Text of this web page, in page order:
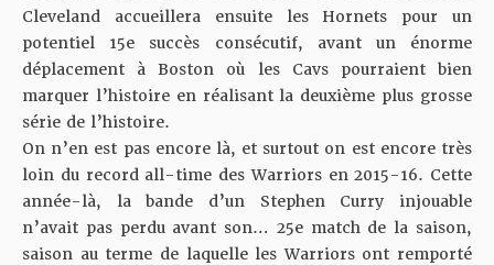
Cleveland accueillera ensuite les Hornets pour un
potentiel 15e succès consécutif, avant un énorme
déplacement à Boston où les Cavs pourraient bien
marquer l’histoire en réalisant la deuxième plus grosse
série de l’histoire.
On n’en est pas encore là, et surtout on est encore très
loin du record all-time des Warriors en 2015-16. Cette
année-là, la bande d’un Stephen Curry injouable
n’avait pas perdu avant son… 25e match de la saison,
saison au terme de laquelle les Warriors ont remporté